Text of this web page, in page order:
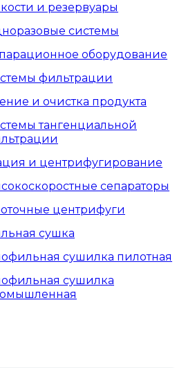
и резервуары
системы
оборудование
фильтрации
и очистка продукта
тангенциальной
и центрифугирование
сепараторы
центрифуги
сушка
сушилка пилотная
сушилка